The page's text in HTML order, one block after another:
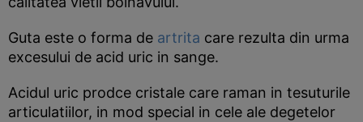
Guta este o forma de artrita care rezulta din urma
excesului de acid uric in sange.
Acidul uric prodce cristale care raman in tesuturile
articulatiilor, in mod special in cele ale degetelor